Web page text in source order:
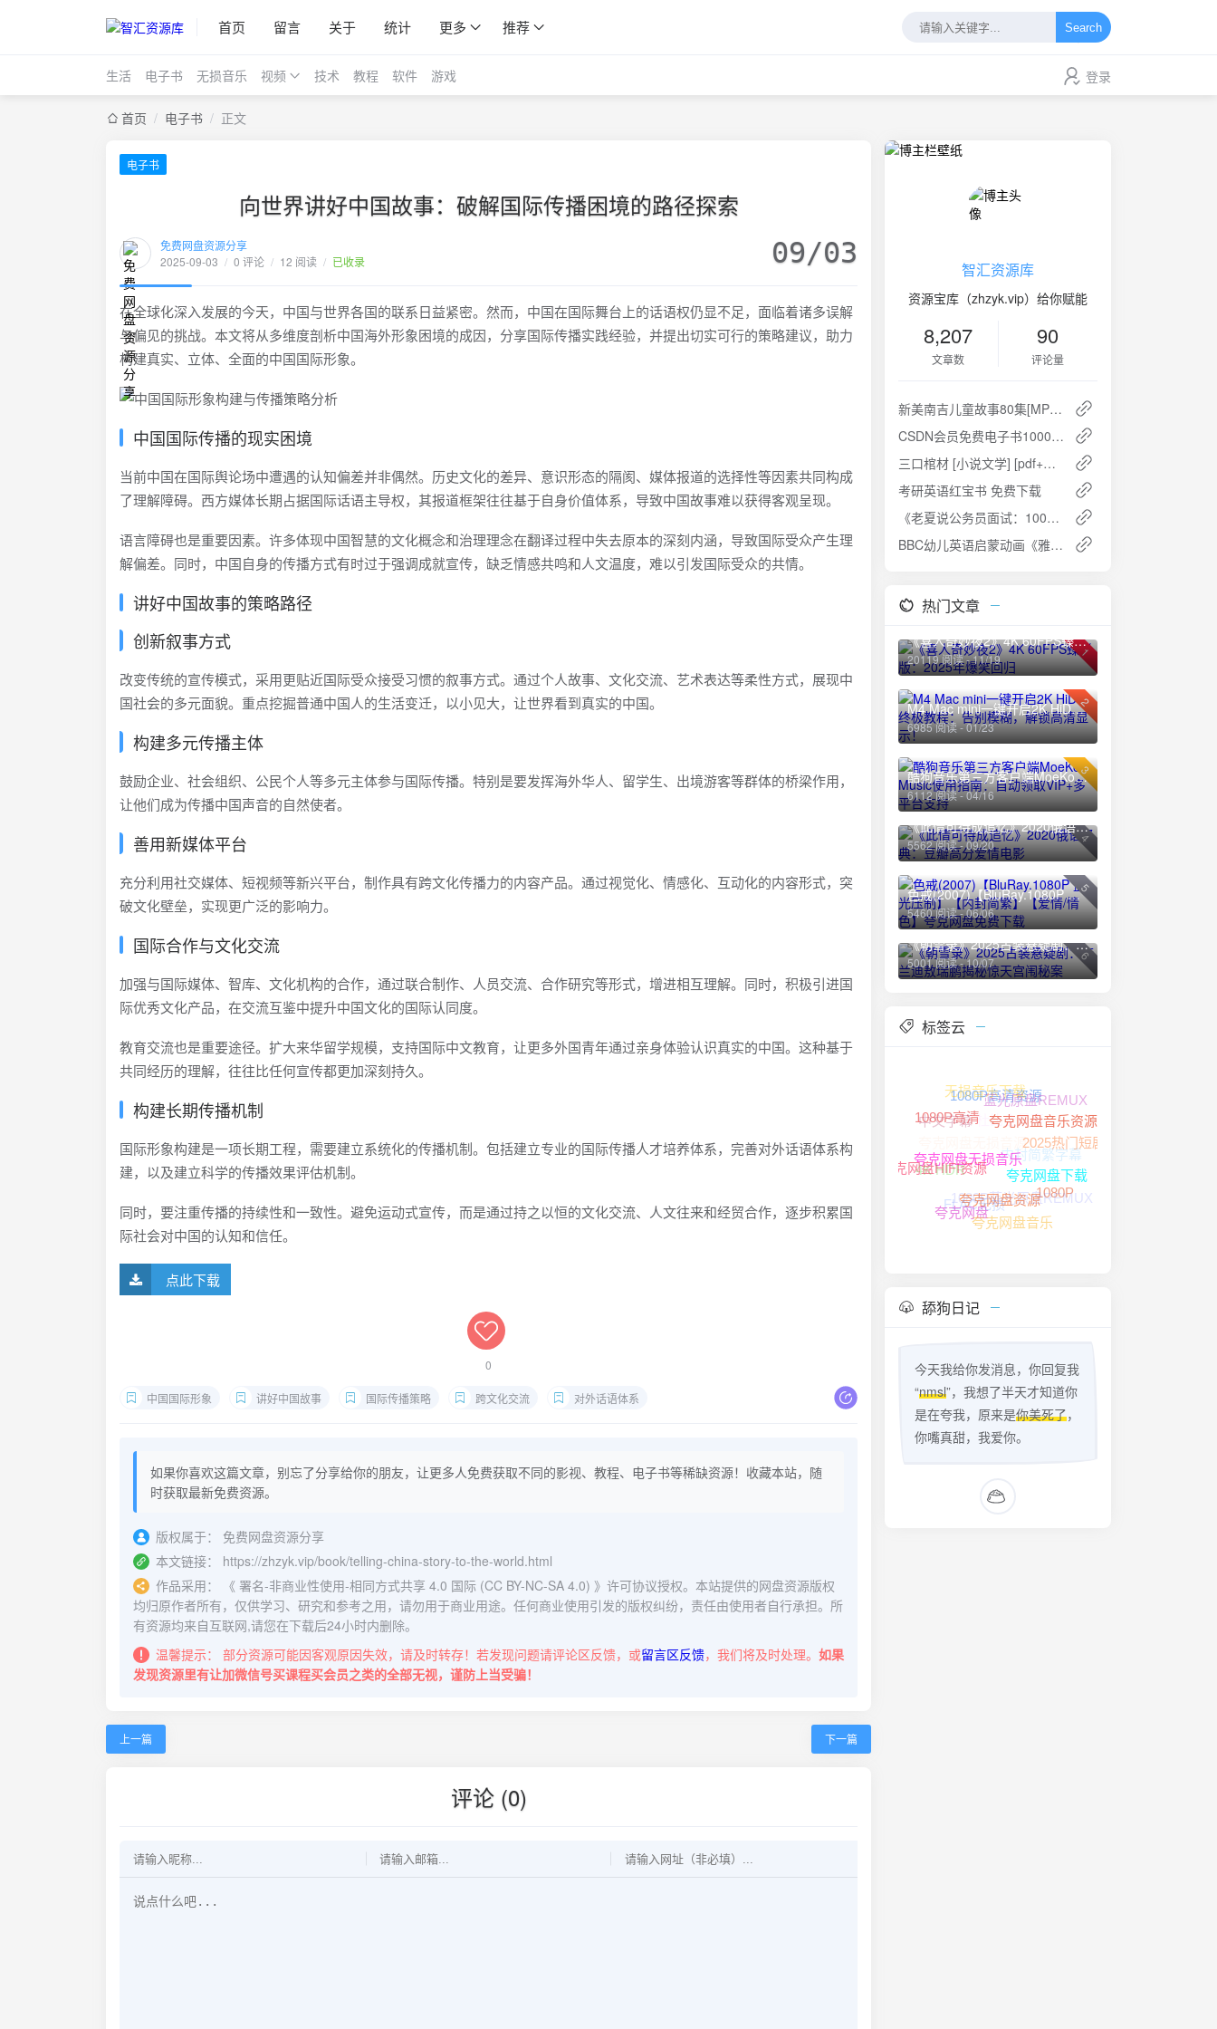
首页 留言 关于 统计 更多 推荐 Search
生活 电子书 无损音乐 视频 技术 教程 软件 游戏 登录
首页 / 电子书 / 正文
电子书
向世界讲好中国故事：破解国际传播困境的路径探索
免费网盘资源分享
2025-09-03 / 0 评论 / 12 阅读 / 已收录 09/03
在全球化深入发展的今天，中国与世界各国的联系日益紧密。然而，中国在国际舞台上的话语权仍显不足，面临着诸多误解
与偏见的挑战。本文将从多维度剖析中国海外形象困境的成因，分享国际传播实践经验，并提出切实可行的策略建议，助力
构建真实、立体、全面的中国国际形象。
中国国际传播的现实困境
当前中国在国际舆论场中遭遇的认知偏差并非偶然。历史文化的差异、意识形态的隔阂、媒体报道的选择性等因素共同构成
了理解障碍。西方媒体长期占据国际话语主导权，其报道框架往往基于自身价值体系，导致中国故事难以获得客观呈现。
语言障碍也是重要因素。许多体现中国智慧的文化概念和治理理念在翻译过程中失去原本的深刻内涵，导致国际受众产生理
解偏差。同时，中国自身的传播方式有时过于强调成就宣传，缺乏情感共鸣和人文温度，难以引发国际受众的共情。
讲好中国故事的策略路径
创新叙事方式
改变传统的宣传模式，采用更贴近国际受众接受习惯的叙事方式。通过个人故事、文化交流、艺术表达等柔性方式，展现中
国社会的多元面貌。重点挖掘普通中国人的生活变迁，以小见大，让世界看到真实的中国。
构建多元传播主体
鼓励企业、社会组织、公民个人等多元主体参与国际传播。特别是要发挥海外华人、留学生、出境游客等群体的桥梁作用，
让他们成为传播中国声音的自然使者。
善用新媒体平台
充分利用社交媒体、短视频等新兴平台，制作具有跨文化传播力的内容产品。通过视觉化、情感化、互动化的内容形式，突
破文化壁垒，实现更广泛的影响力。
国际合作与文化交流
加强与国际媒体、智库、文化机构的合作，通过联合制作、人员交流、合作研究等形式，增进相互理解。同时，积极引进国
际优秀文化产品，在交流互鉴中提升中国文化的国际认同度。
教育交流也是重要途径。扩大来华留学规模，支持国际中文教育，让更多外国青年通过亲身体验认识真实的中国。这种基于
共同经历的理解，往往比任何宣传都更加深刻持久。
构建长期传播机制
国际形象构建是一项长期工程，需要建立系统化的传播机制。包括建立专业的国际传播人才培养体系，完善对外话语体系构
建，以及建立科学的传播效果评估机制。
同时，要注重传播的持续性和一致性。避免运动式宣传，而是通过持之以恒的文化交流、人文往来和经贸合作，逐步积累国
际社会对中国的认知和信任。
点此下载
0
中国国际形象 讲好中国故事 国际传播策略 跨文化交流 对外话语体系
如果你喜欢这篇文章，别忘了分享给你的朋友，让更多人免费获取不同的影视、教程、电子书等稀缺资源！收藏本站，随
时获取最新免费资源。
版权属于：
免费网盘资源分享
本文链接：
https://zhzyk.vip/book/telling-china-story-to-the-world.html
作品采用：
《 署名-非商业性使用-相同方式共享 4.0 国际 (CC BY-NC-SA 4.0) 》许可协议授权。本站提供的网盘资源版权
均归原作者所有，仅供学习、研究和参考之用，请勿用于商业用途。任何商业使用引发的版权纠纷，责任由使用者自行承担。所
有资源均来自互联网,请您在下载后24小时内删除。
温馨提示：
部分资源可能因客观原因失效，请及时转存！若发现问题请评论区反馈，或留言区反馈，我们将及时处理。 如果
发现资源里有让加微信号买课程买会员之类的全部无视，谨防上当受骗！
上一篇 下一篇
评论 (0)
智汇资源库
资源宝库（zhzyk.vip）给你赋能
8,207
文章数
90
评论量
新美南吉儿童故事80集[MP3] - 寓教于乐，陪伴孩子快乐成长
CSDN会员免费电子书1000本：编程与技术的知识宝库
三口棺材 [小说文学] [pdf+全格式]免费下载
考研英语红宝书 免费下载
《老夏说公务员面试：100真题摆平面试》 免费下载
BBC幼儿英语启蒙动画《雅克迪 Yakka Dee》1-5季+特别版 (音频+视频) 夸克网盘高速下载+免费获取攻略
热门文章
1
《喜人奇妙夜2》4K 60FPS臻彩版：2025年爆笑回归
20119 阅读 - 11/19
2
M4 Mac mini一键开启2K HiDPI终极教程：告别模糊，解锁高清显示！
6985 阅读 - 01/23
3
酷狗音乐第三方客户端MoeKoe Music使用指南：自动领取VIP+多平台支持
6112 阅读 - 04/16
4
《此情可待成追忆》2020俄语经典：豆瓣高分爱情电影
5562 阅读 - 09/20
5
色戒(2007)【BluRay.1080P 蓝光压制】【内封简繁】【爱情/情色】夸克网盘免费下载
5460 阅读 - 06/06
6
《朝雪录》2025古装悬疑剧：李兰迪敖瑞鹏揭秘惊天宫闱秘案
5001 阅读 - 10/07
标签云
夸克网盘无损音乐
夸克网盘资源
夸克网盘下载
夸克网盘音乐资源
1080P高清资源
1080P高清
夸克网盘HIFI资源
夸克网盘夸克网盘音乐
1080P
2025热门短剧
蓝光原盘REMUX
无损音乐下载
中文字幕
4K HDR
FLAC无损
1080P蓝光原盘REMUX
内封简繁字幕
杜比全景声
夸克网盘无损音源
舔狗日记
今天我给你发消息，你回复我
“nmsl”，我想了半天才知道你
是在夸我，原来是你美死了，
你嘴真甜，我爱你。